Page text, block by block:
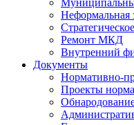
Неформальная
Ремонт МКД
Внутренний
Документы
Нормативно-
Проекты